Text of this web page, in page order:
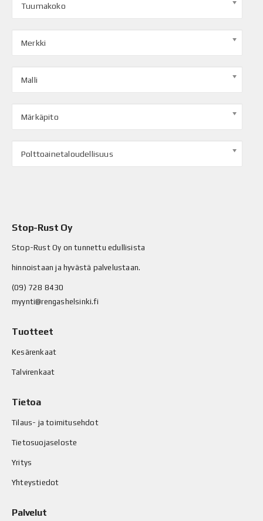
Tuumakoko
Merkki
Malli
Märkäpito
Polttoainetaloudellisuus
Stop-Rust Oy
Stop-Rust Oy on tunnettu edullisista
hinnoistaan ja hyvästä palvelustaan.
(09) 728 8430
myynti@rengashelsinki.fi
Tuotteet
Kesärenkaat
Talvirenkaat
Tietoa
Tilaus- ja toimitusehdot
Tietosuojaseloste
Yritys
Yhteystiedot
Palvelut